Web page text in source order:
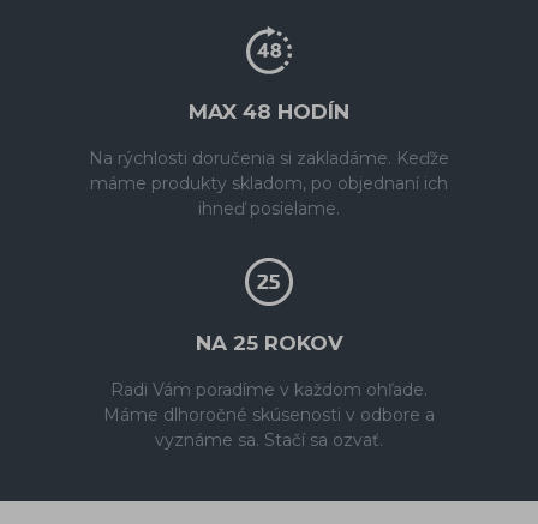
MAX 48 HODÍN
Na rýchlosti doručenia si zakladáme. Keďže
máme produkty skladom, po objednaní ich
ihneď posielame.
NA 25 ROKOV
Radi Vám poradíme v každom ohľade.
Máme dlhoročné skúsenosti v odbore a
vyznáme sa. Stačí sa ozvať.